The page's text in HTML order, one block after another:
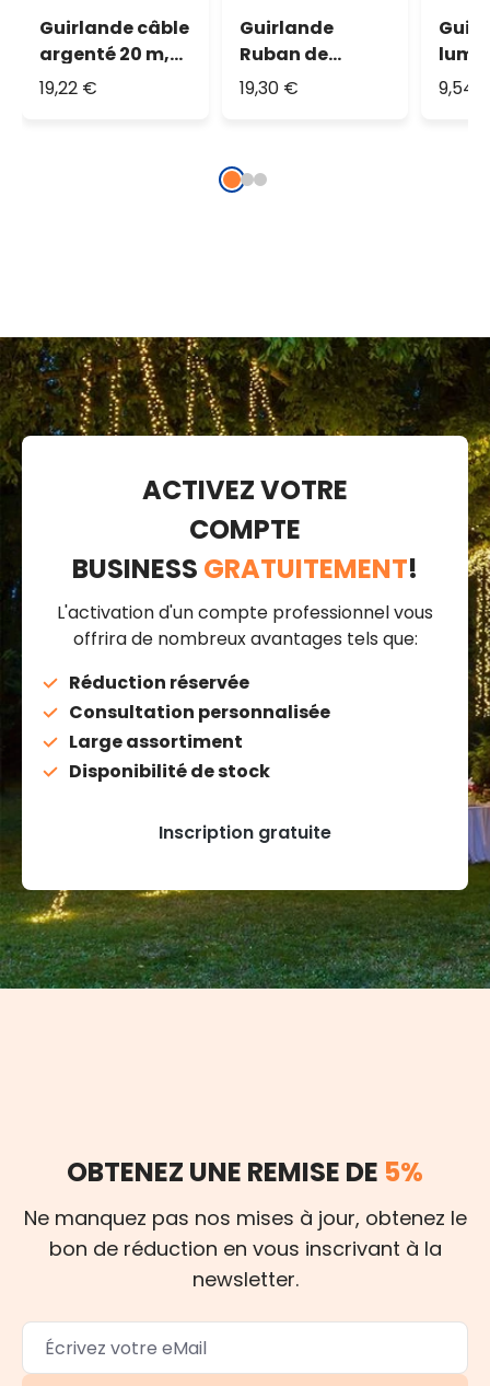
Guirlande câble
argenté 20 m,
400 microled
19,22 €
Guirlande
Ruban de
lumière 14,9 m,
19,30 € 9,54
ACTIVEZ VOTRE
COMPTE
BUSINESS GRATUITEMENT!
L'activation d'un compte professionnel vous
offrira de nombreux avantages tels que:
Réduction réservée
Consultation personnalisée
Large assortiment
Disponibilité de stock
Inscription gratuite
OBTENEZ UNE REMISE DE 5%
Ne manquez pas nos mises à jour, obtenez le
bon de réduction en vous inscrivant à la
newsletter.